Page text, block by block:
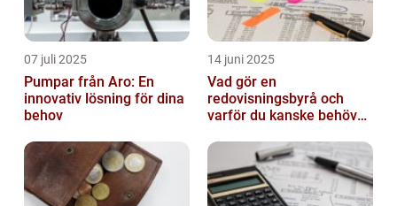
07 juli 2025
Pumpar från Aro: En
innovativ lösning för dina
behov
14 juni 2025
Vad gör en
redovisningsbyrå och
varför du kanske behöver